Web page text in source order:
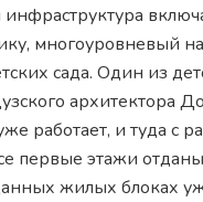
инфраструктура
многоуровневый
сада. Один из
архитектора
работает, и туда с
первые этажи
жилых блоках